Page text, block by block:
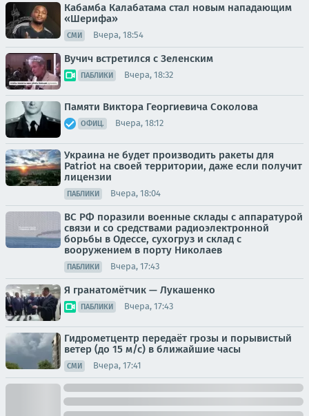
Кабамба Калабатама стал новым нападающим
«Шерифа»
СМИ Вчера, 18:54
Вучич встретился с Зеленским
ПАБЛИКИ Вчера, 18:32
Памяти Виктора Георгиевича Соколова
ОФИЦ. Вчера, 18:12
Украина не будет производить ракеты для
Patriot на своей территории, даже если получит
лицензии
ПАБЛИКИ Вчера, 18:04
ВС РФ поразили военные склады с аппаратурой
связи и со средствами радиоэлектронной
борьбы в Одессе, сухогруз и склад с
вооружением в порту Николаев
ПАБЛИКИ Вчера, 17:43
Я гранатомётчик — Лукашенко
ПАБЛИКИ Вчера, 17:43
Гидрометцентр передаёт грозы и порывистый
ветер (до 15 м/с) в ближайшие часы
СМИ Вчера, 17:41